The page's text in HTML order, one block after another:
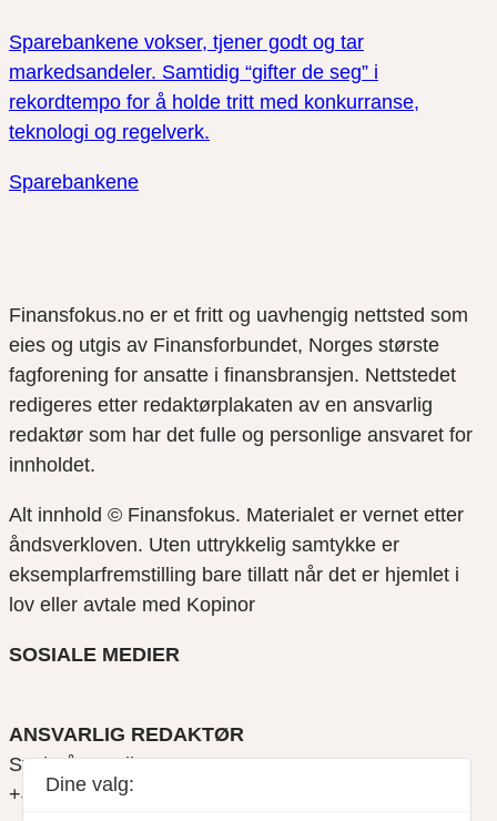
Sparebankene vokser, tjener godt og tar
markedsandeler. Samtidig “gifter de seg” i
rekordtempo for å holde tritt med konkurranse,
teknologi og regelverk.
Sparebankene
Finansfokus.no er et fritt og uavhengig nettsted som
eies og utgis av Finansforbundet, Norges største
fagforening for ansatte i finansbransjen. Nettstedet
redigeres etter redaktørplakaten av en ansvarlig
redaktør som har det fulle og personlige ansvaret for
innholdet.
Alt innhold © Finansfokus. Materialet er vernet etter
åndsverkloven. Uten uttrykkelig samtykke er
eksemplarfremstilling bare tillatt når det er hjemlet i
lov eller avtale med Kopinor
SOSIALE MEDIER
ANSVARLIG REDAKTØR
Svein Åge Eriksen
+47 900 79 547
Dine valg: